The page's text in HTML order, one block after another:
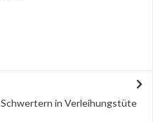
in Verleihungstüte